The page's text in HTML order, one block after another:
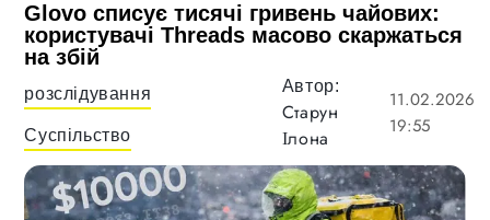
Glovo списує тисячі гривень чайових:
користувачі Threads масово скаржаться
на збій
розслідування
Суспільство
Автор:
Старун
Ілона
11.02.2026
19:55